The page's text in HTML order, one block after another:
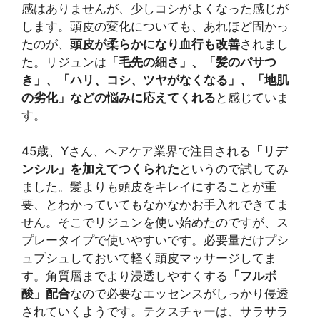
感はありませんが、少しコシがよくなった感じが
します。頭皮の変化についても、あれほど固かっ
たのが、 頭皮が柔らかになり血行も改善されまし
た。リジュンは 「毛先の細さ」、「髪のパサつ
き」、「ハリ、コシ、ツヤがなくなる」、「地肌
の劣化」などの悩みに応えてくれる と感じていま
す。
45歳、Yさん、ヘアケア業界で注目される 「リデ
ンシル」を加えてつくられた というので試してみ
ました。髪よりも頭皮をキレイにすることが重
要、とわかっていてもなかなかお手入れできてま
せん。そこでリジュンを使い始めたのですが、ス
プレータイプで使いやすいです。必要量だけプシ
ュプシュしておいて軽く頭皮マッサージしてま
す。角質層までより浸透しやすくする 「フルボ
酸」配合なので必要なエッセンスがしっかり侵透
されていくようです。テクスチャーは、サラサラ